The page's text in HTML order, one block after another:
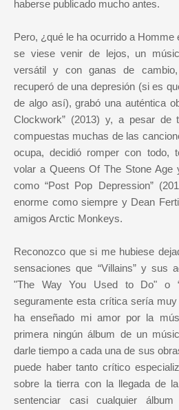
haberse publicado mucho antes.
Pero, ¿qué le ha ocurrido a Homme
se viese venir de lejos, un
versátil y con ganas de
recuperó de una depresión (si es
de algo así), grabó una auténtica
Clockwork” (2013) y, a pesar
compuestas muchas de las
ocupa, decidió romper con todo,
volar a Queens Of The Stone Age
como “Post Pop Depression”
enorme como siempre y Dean
amigos Arctic Monkeys.
Reconozco que si me hubiese
sensaciones que “Villains” y sus
"The Way You Used to Do" o
seguramente esta crítica sería
ha enseñado mi amor por la
primera ningún álbum de un
darle tiempo a cada una de sus
puede haber tanto crítico
sobre la tierra con la llegada de
sentenciar casi cualquier